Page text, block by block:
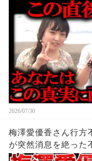
2026/07/30
梅澤愛優香さん行方
が突然消息を絶った